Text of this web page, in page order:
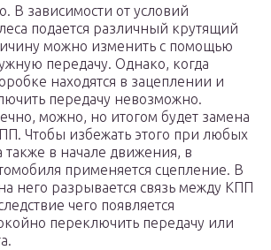
В зависимости от условий
подается различный крутящий
можно изменить с помощью
передачу. Однако, когда
находятся в зацеплении и
передачу невозможно.
можно, но итогом будет замена
Чтобы избежать этого при любых
в начале движения, в
применяется сцепление. В
него разрывается связь между КПП
чего появляется
переключить передачу или